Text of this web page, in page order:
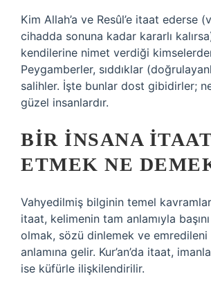
Kim Allah’a ve Resûl’e itaat ederse
cihadda sonuna kadar kararlı
kendilerine nimet verdiği
Peygamberler, sıddıklar
salihler. İşte bunlar dost gibidirler;
güzel insanlardır.
BIR INSANA
ETMEK NE
Vahyedilmiş bilginin temel
itaat, kelimenin tam anlamıyla
olmak, sözü dinlemek ve
anlamına gelir. Kur’an’da itaat,
ise küfürle ilişkilendirilir.